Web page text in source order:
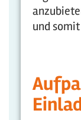
und